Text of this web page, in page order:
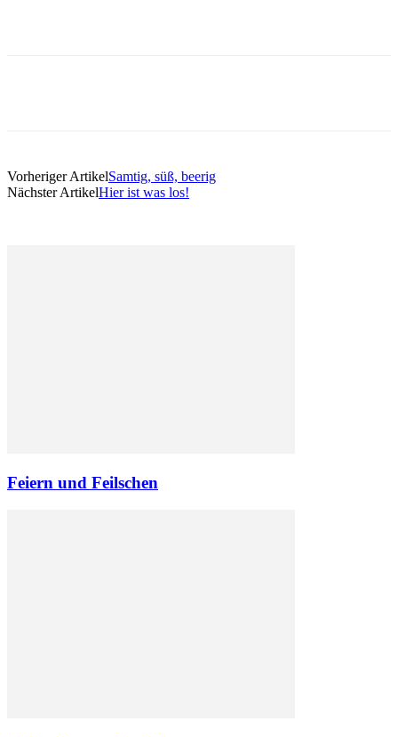
Vorheriger ArtikelSamtig, süß, beerig
Nächster ArtikelHier ist was los!
Feiern und Feilschen